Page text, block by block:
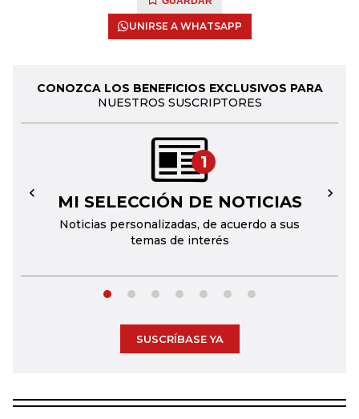
UNIRSE A WHATSAPP
CONOZCA LOS BENEFICIOS EXCLUSIVOS PARA
NUESTROS SUSCRIPTORES
1
MI SELECCIÓN DE NOTICIAS
Noticias personalizadas, de acuerdo a sus
temas de interés
← →
SUSCRÍBASE YA